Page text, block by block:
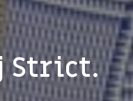
Strict.